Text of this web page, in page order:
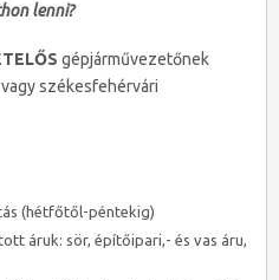
lenni?
gépjárművezetőnek
székesfehérvári
(hétfőtől-péntekig)
áruk: sör, építőipari,- és vas áru,